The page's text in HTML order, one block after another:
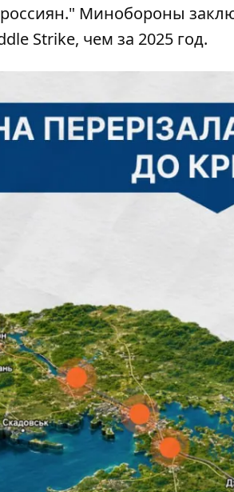
Минобороны
Strike, чем за 2025 год.